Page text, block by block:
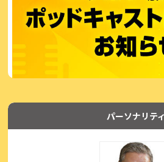
パーソナリティ